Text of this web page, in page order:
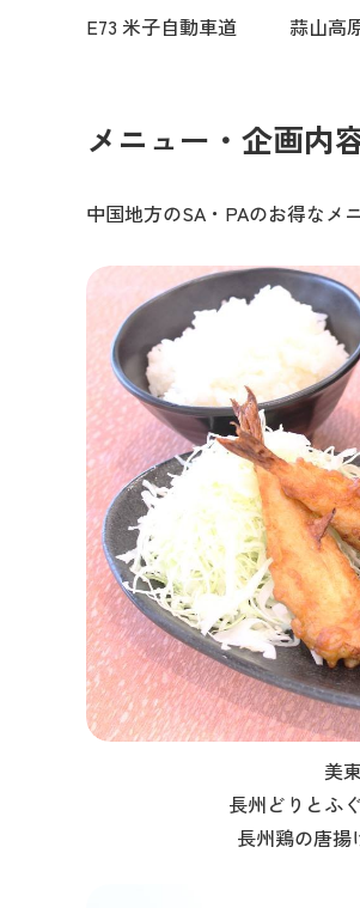
E73 米子自動車道
蒜山高
メニュー・企画内
中国地方のSA・PAのお得なメ
美
長州どりとふ
長州鶏の唐揚